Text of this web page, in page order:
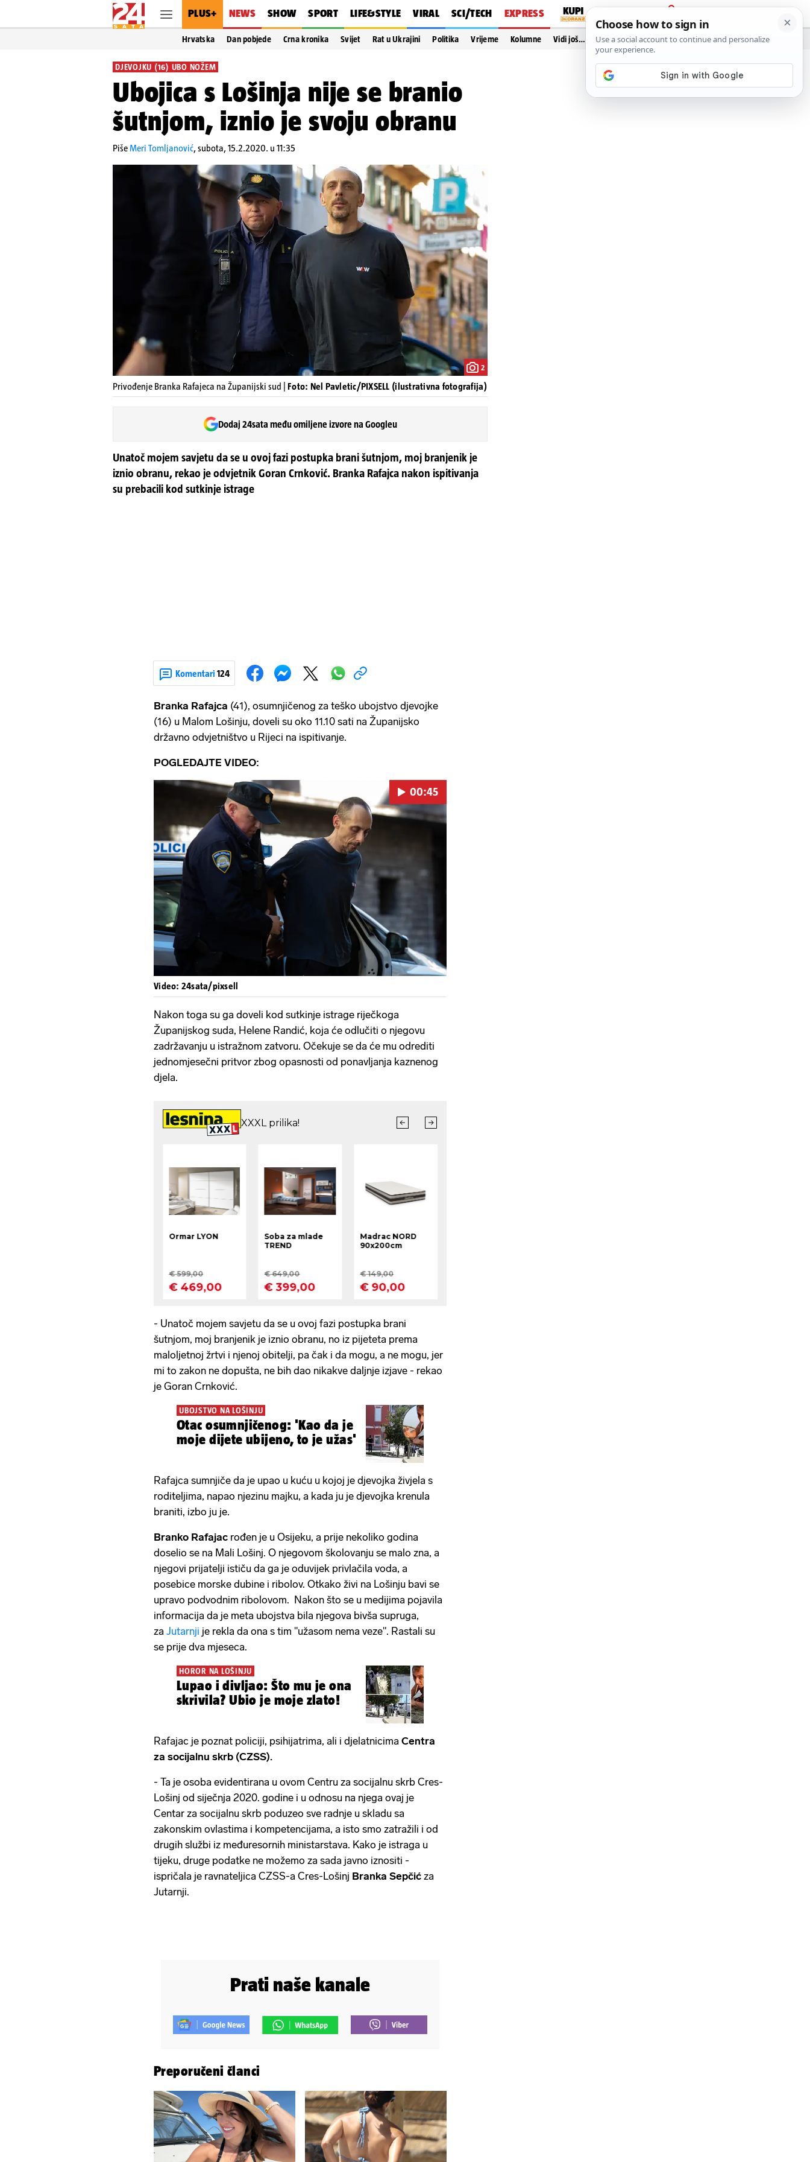
PLUS+ NEWS SHOW SPORT LIFE&STYLE VIRAL SCI/TECH EXPRESS
PRIJAVA
Hrvatska Dan pobjede Crna kronika Svijet Rat u Ukrajini Politika Vrijeme Kolumne Vidi još…
DJEVOJKU (16) UBO NOŽEM
Ubojica s Lošinja nije se branio
šutnjom, iznio je svoju obranu
PišeMeri Tomljanović,subota, 15.2.2020. u 11:35
2
Privođenje Branka Rafajeca na Županijski sud | Foto: Nel Pavletic/PIXSELL (ilustrativna fotografija)
Dodaj 24sata među omiljene izvore na Googleu
Unatoč mojem savjetu da se u ovoj fazi postupka brani šutnjom, moj branjenik je
iznio obranu, rekao je odvjetnik Goran Crnković. Branka Rafajca nakon ispitivanja
su prebacili kod sutkinje istrage
Komentari 124
Branka Rafajca (41), osumnjičenog za teško ubojstvo djevojke
(16) u Malom Lošinju, doveli su oko 11.10 sati na Županijsko
državno odvjetništvo u Rijeci na ispitivanje.
POGLEDAJTE VIDEO:
Pokretanje videa...
00:45
Video: 24sata/pixsell
Nakon toga su ga doveli kod sutkinje istrage riječkoga
Županijskog suda, Helene Randić, koja će odlučiti o njegovu
zadržavanju u istražnom zatvoru. Očekuje se da će mu odrediti
jednomjesečni pritvor zbog opasnosti od ponavljanja kaznenog
djela.
- Unatoč mojem savjetu da se u ovoj fazi postupka brani
šutnjom, moj branjenik je iznio obranu, no iz pijeteta prema
maloljetnoj žrtvi i njenoj obitelji, pa čak i da mogu, a ne mogu, jer
mi to zakon ne dopušta, ne bih dao nikakve daljnje izjave - rekao
je Goran Crnković.
UBOJSTVO NA LOŠINJU
Otac osumnjičenog: 'Kao da je
moje dijete ubijeno, to je užas'
Rafajca sumnjiče da je upao u kuću u kojoj je djevojka živjela s
roditeljima, napao njezinu majku, a kada ju je djevojka krenula
braniti, izbo ju je.
Branko Rafajac rođen je u Osijeku, a prije nekoliko godina
doselio se na Mali Lošinj. O njegovom školovanju se malo zna, a
njegovi prijatelji ističu da ga je oduvijek privlačila voda, a
posebice morske dubine i ribolov. Otkako živi na Lošinju bavi se
upravo podvodnim ribolovom. Nakon što se u medijima pojavila
informacija da je meta ubojstva bila njegova bivša supruga,
za Jutarnji je rekla da ona s tim "užasom nema veze". Rastali su
se prije dva mjeseca.
HOROR NA LOŠINJU
Lupao i divljao: Što mu je ona
skrivila? Ubio je moje zlato!
Rafajac je poznat policiji, psihijatrima, ali i djelatnicima Centra
za socijalnu skrb (CZSS).
- Ta je osoba evidentirana u ovom Centru za socijalnu skrb Cres-
Lošinj od siječnja 2020. godine i u odnosu na njega ovaj je
Centar za socijalnu skrb poduzeo sve radnje u skladu sa
zakonskim ovlastima i kompetencijama, a isto smo zatražili i od
drugih službi iz međuresornih ministarstava. Kako je istraga u
tijeku, druge podatke ne možemo za sada javno iznositi -
ispričala je ravnateljica CZSS-a Cres-Lošinj Branka Sepčić za
Jutarnji.
Prati naše kanale
Preporučeni članci